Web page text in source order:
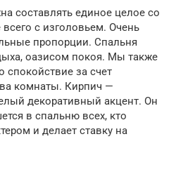
составлять единое целое со
с изголовьем. Очень
пропорции. Спальня
оазисом покоя. Мы также
спокойствие за счет
комнаты. Кирпич —
декоративный акцент. Он
в спальню всех, кто
и делает ставку на